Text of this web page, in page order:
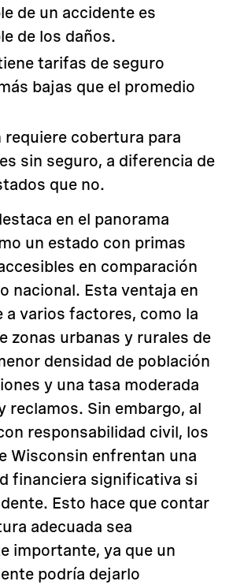
de un accidente es
de los daños.
tarifas de seguro
bajas que el promedio
requiere cobertura para
sin seguro, a diferencia de
que no.
en el panorama
un estado con primas
en comparación
nacional. Esta ventaja en
a varios factores, como la
zonas urbanas y rurales de
densidad de población
y una tasa moderada
reclamos. Sin embargo, al
responsabilidad civil, los
Wisconsin enfrentan una
financiera significativa si
Esto hace que contar
adecuada sea
importante, ya que un
podría dejarlo